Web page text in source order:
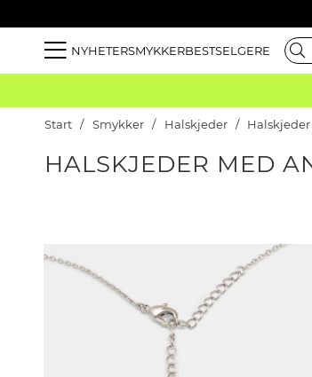
NYHETERSMYKKERBESTSELGERE
Start Smykker Halskjeder
HALSKJEDER MED